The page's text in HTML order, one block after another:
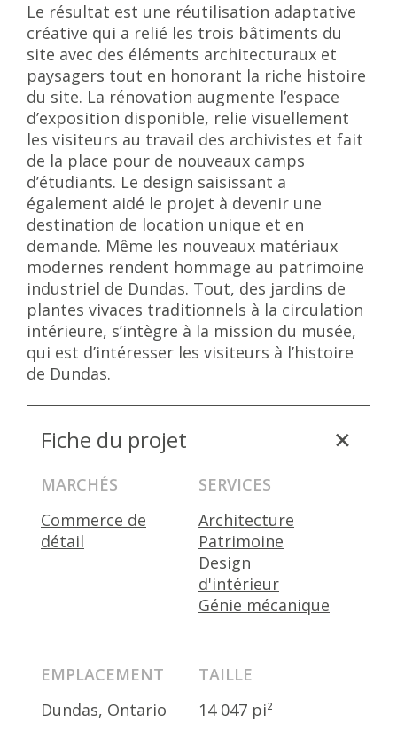
Le résultat est une réutilisation adaptative
créative qui a relié les trois bâtiments du
site avec des éléments architecturaux et
paysagers tout en honorant la riche histoire
du site. La rénovation augmente l’espace
d’exposition disponible, relie visuellement
les visiteurs au travail des archivistes et fait
de la place pour de nouveaux camps
d’étudiants. Le design saisissant a
également aidé le projet à devenir une
destination de location unique et en
demande. Même les nouveaux matériaux
modernes rendent hommage au patrimoine
industriel de Dundas. Tout, des jardins de
plantes vivaces traditionnels à la circulation
intérieure, s’intègre à la mission du musée,
qui est d’intéresser les visiteurs à l’histoire
de Dundas.
Fiche du projet
MARCHÉS
Commerce de
détail
SERVICES
Architecture
Patrimoine
Design
d'intérieur
Génie mécanique
EMPLACEMENT
Dundas, Ontario
TAILLE
14 047 pi²